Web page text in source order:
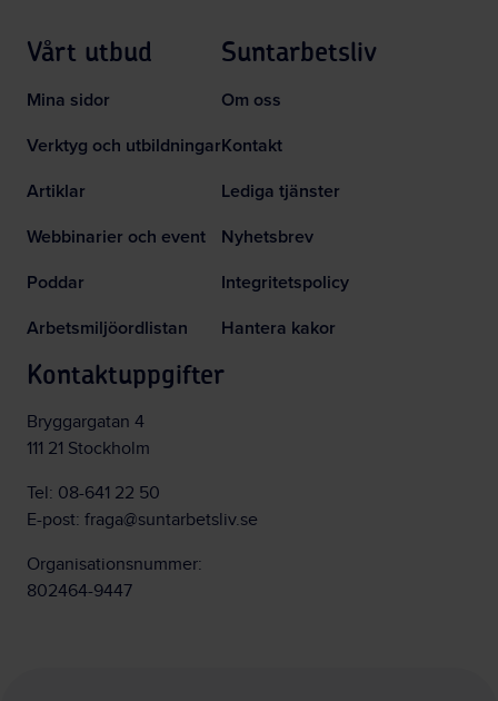
Vårt utbud
Mina sidor
Verktyg och utbildningar
Artiklar
Webbinarier och event
Poddar
Arbetsmiljöordlistan
Suntarbetsliv
Om oss
Kontakt
Lediga tjänster
Nyhetsbrev
Integritetspolicy
Hantera kakor
Kontaktuppgifter
Bryggargatan 4
111 21 Stockholm
Tel: 08-641 22 50
E-post: fraga@suntarbetsliv.se
Organisationsnummer:
802464-9447